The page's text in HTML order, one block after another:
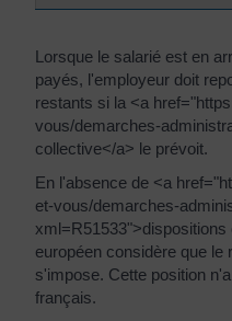
Lorsque le salarié est en
payés, l'employeur doit
restants si la <a
vous/demarches-
collective</a> le prévoit.
En l'absence de <a
et-vous/demarches-
européen considère que le
s'impose. Cette position
français.